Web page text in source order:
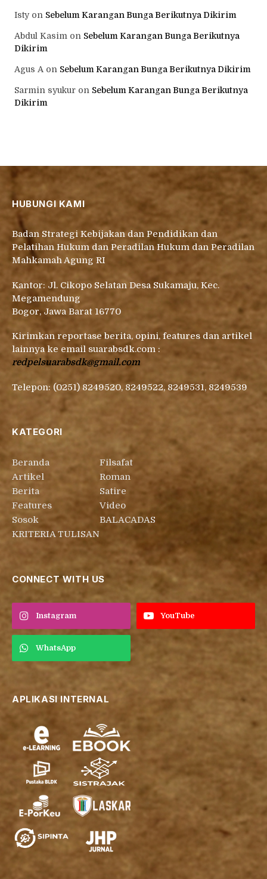
Istyon Sebelum Karangan Bunga Berikutnya Dikirim
Abdul Kasim on Sebelum Karangan Bunga Berikutnya
Dikirim
Agus A on Sebelum Karangan Bunga Berikutnya Dikirim
Sarmin syukur on Sebelum Karangan Bunga Berikutnya
Dikirim
HUBUNGI KAMI
Badan Strategi Kebijakan dan Pendidikan dan
Pelatihan Hukum dan Peradilan Hukum dan Peradilan
Mahkamah Agung RI
Kantor: Jl. Cikopo Selatan Desa Sukamaju, Kec.
Megamendung
Bogor, Jawa Barat 16770
Kirimkan reportase berita, opini, features dan artikel
lainnya ke email suarabsdk.com :
redpelsuarabsdk@gmail.com
Telepon: (0251) 8249520, 8249522, 8249531, 8249539
KATEGORI
Beranda
Artikel
Berita
Features
Sosok
KRITERIA TULISAN
Filsafat
Roman
Satire
Video
BALACADAS
CONNECT WITH US
Instagram YouTube
WhatsApp
APLIKASI INTERNAL